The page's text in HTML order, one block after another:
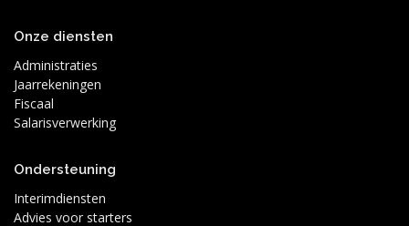
Onze diensten
Administraties
Jaarrekeningen
Fiscaal
Salarisverwerking
Ondersteuning
Interimdiensten
Advies voor starters